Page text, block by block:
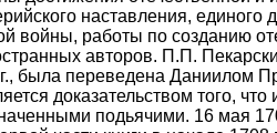
наставления,
войны, работы по созданию
авторов. П.П.
была переведена
доказательством того,
подьячими. 16 мая